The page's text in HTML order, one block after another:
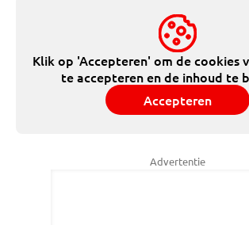
Klik op 'Accepteren' om de cookies
te accepteren en de inhoud te
Accepteren
Advertentie